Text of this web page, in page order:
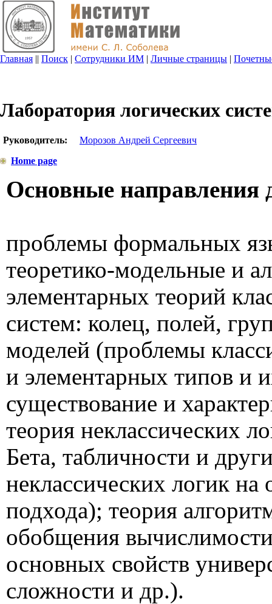
Главная || Поиск | Сотрудники ИМ | Личные страницы |
Лаборатория логических
Руководитель:
Морозов Андрей Сергеевич
Home page
Основные направления
проблемы формальных
теоретико-модельные и
элементарных теорий
систем: колец, полей,
моделей (проблемы
и элементарных типов и
существование и
теория неклассических
Бета, табличности и
неклассических логик на
подхода); теория
обобщения
основных свойств
сложности и др.).